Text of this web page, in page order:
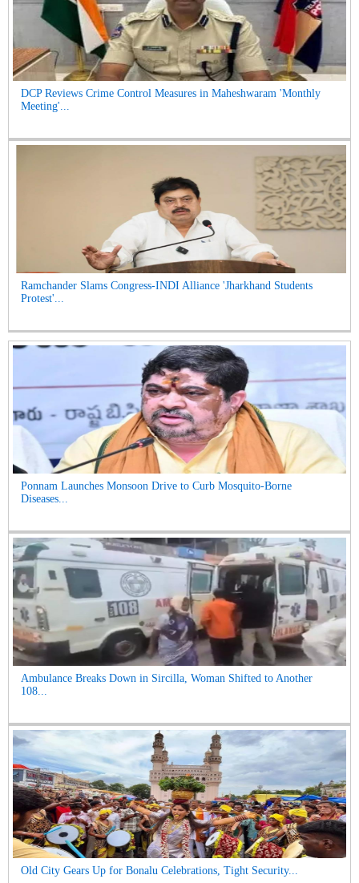
DCP Reviews Crime Control Measures in Maheshwaram 'Monthly
Meeting'...
Ramchander Slams Congress-INDI Alliance 'Jharkhand Students
Protest'...
Ponnam Launches Monsoon Drive to Curb Mosquito-Borne
Diseases...
Ambulance Breaks Down in Sircilla, Woman Shifted to Another
108...
Old City Gears Up for Bonalu Celebrations, Tight Security...